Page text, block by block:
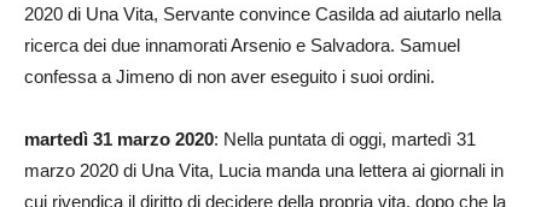
2020 di Una Vita, Servante convince Casilda ad aiutarlo nella
ricerca dei due innamorati Arsenio e Salvadora. Samuel
confessa a Jimeno di non aver eseguito i suoi ordini.
martedì 31 marzo 2020: Nella puntata di oggi, martedì 31
marzo 2020 di Una Vita, Lucia manda una lettera ai giornali in
cui rivendica il diritto di decidere della propria vita, dopo che la